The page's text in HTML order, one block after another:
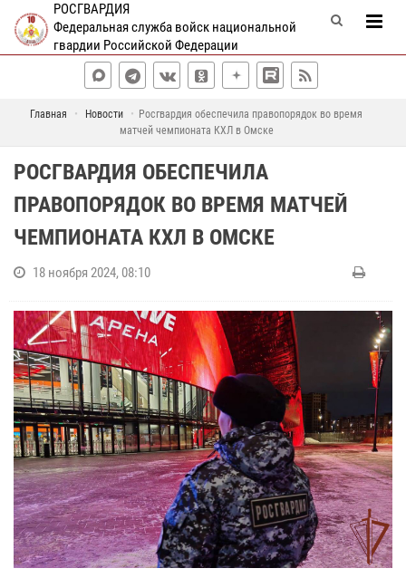
РОСГВАРДИЯ
Федеральная служба войск национальной
гвардии Российской Федерации
Главная Новости
Росгвардия обеспечила правопорядок во время
матчей чемпионата КХЛ в Омске
РОСГВАРДИЯ ОБЕСПЕЧИЛА
ПРАВОПОРЯДОК ВО ВРЕМЯ МАТЧЕЙ
ЧЕМПИОНАТА КХЛ В ОМСКЕ
18 ноября 2024, 08:10